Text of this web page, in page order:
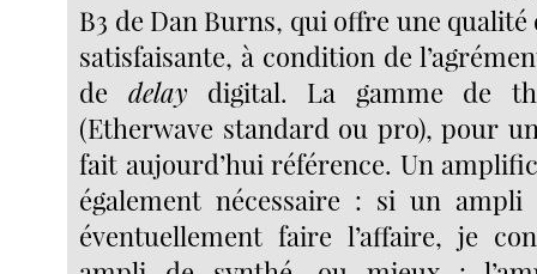
B3 de Dan Burns, qui offre une
satisfaisante, à condition de
de delay digital. La gamme de
(Etherwave standard ou pro), pour
fait aujourd’hui référence. Un
également nécessaire : si un
éventuellement faire l’affaire, je